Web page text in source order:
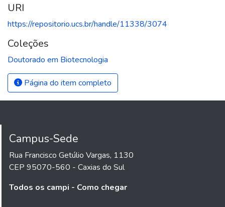
URI
https://repositorio.ucs.br/handle/11338/3074
Coleções
Doutorado em Biotecnologia
Página do item completo
Campus-Sede
Rua Francisco Getúlio Vargas, 1130
CEP 95070-560 - Caxias do Sul
Todos os campi - Como chegar